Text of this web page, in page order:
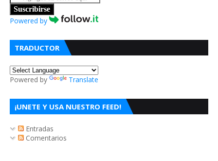
Suscribirse
Powered by
TRADUCTOR
Powered by Translate
¡UNETE Y USA NUESTRO FEED!
Entradas
Comentarios